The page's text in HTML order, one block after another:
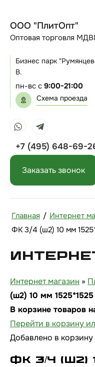
ООО "ПлитОпт"
Оптовая торговля
Схема проезда
пн-вс с 9:00-21:00
Бизнес парк
В.
+7 (495) 648-69-
Заказать звонок
Главная / Интернет
ФК 3/4 (ш2) 10 мм
Интернет магазин »
(ш2) 10 мм 1525*1525
В корзине товаров
Перейти в корзину
Добавлено в корзину
ФК 3/4 (ш2)